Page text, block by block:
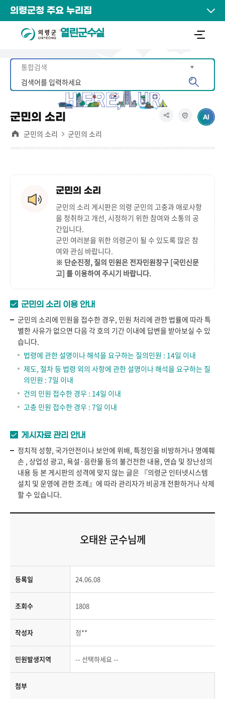
의령군청 주요 누리집
열린군수실
군민의 소리
군민의 소리 군민의 소리
군민의 소리
군민의 소리 게시판은 의령 군민의 고충과 애로사항
을 청취하고 개선, 시정하기 위한 참여와 소통의 공
간입니다.
군민 여러분을 위한 의령군이 될 수 있도록 많은 참
여와 관심 바랍니다.
※ 단순진정, 질의 민원은 전자민원창구 [국민신문
고] 를 이용하여 주시기 바랍니다.
군민의 소리 이용 안내
군민의 소리에 민원을 접수한 경우, 민원 처리에 관한 법률에 따라 특
별한 사유가 없으면 다음 각 호의 기간 이내에 답변을 받아보실 수 있
습니다.
법령에 관한 설명이나 해석을 요구하는 질의민원 : 14일 이내
제도, 절차 등 법령 외의 사항에 관한 설명이나 해석을 요구하는 질
의민원 : 7일 이내
건의 민원 접수한 경우 : 14일 이내
고충 민원 접수한 경우 : 7일 이내
게시자료 관리 안내
정치적 성향, 국가안전이나 보안에 위배, 특정인을 비방하거나 명예훼
손 , 상업성 광고, 욕설·음란물 등의 불건전한 내용, 연습 및 장난성의
내용 등 본 게시판의 성격에 맞지 않는 글은 『의령군 인터넷시스템
설치 및 운영에 관한 조례』에 따라 관리자가 비공개 전환하거나 삭제
할 수 있습니다.
오태완 군수님께
등록일 24.06.08
조회수 1808
작성자 정**
민원발생지역 -- 선택하세요 --
첨부